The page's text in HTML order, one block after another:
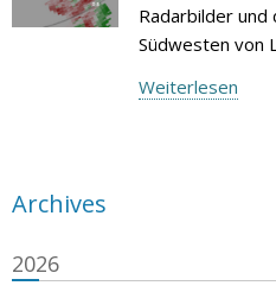
Radarbilder und
Südwesten von
Weiterlesen
Archives
2026